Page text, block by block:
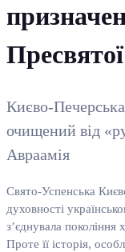
Києво-
очищений від
Авраамія
Свято-Успенська
духовності
з’єднувала покоління
Проте її історія,